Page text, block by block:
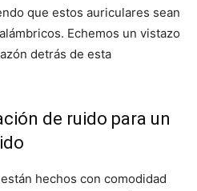
que estos auriculares sean
Echemos un vistazo
detrás de esta
de ruido para un
hechos con comodidad